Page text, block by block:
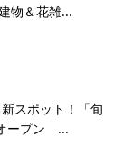
物＆花雑...
スポット！「旬
ープン ...